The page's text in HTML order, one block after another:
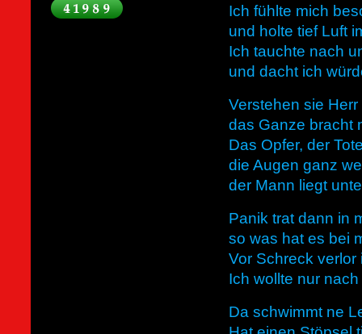
Ich fühlte mich
und holte tief Luft
Ich tauchte nach
und dacht ich
Verstehen sie
das Ganze bracht
Das Opfer, der
die Augen ganz
der Mann liegt
Panik trat dann in
so was hat es bei
Vor Schreck verlor
Ich wollte nur
Da schwimmt ne